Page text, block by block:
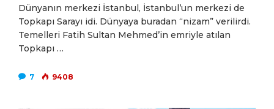
Dünyanın merkezi İstanbul, İstanbul’un merkezi de
Topkapı Sarayı idi. Dünyaya buradan “nizam” verilirdi.
Temelleri Fatih Sultan Mehmed’in emriyle atılan
Topkapı …
7 9408